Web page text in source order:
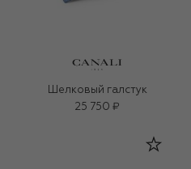
Шелковый галстук
25 750 ₽